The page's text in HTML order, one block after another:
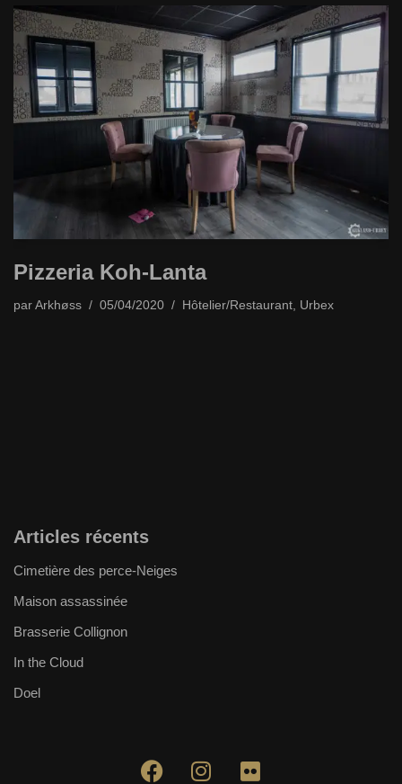
Pizzeria Koh-Lanta
par Arkhøss 05/04/2020 Hôtelier/Restaurant Urbex
Articles récents
Cimetière des perce-Neiges
Maison assassinée
Brasserie Collignon
In the Cloud
Doel